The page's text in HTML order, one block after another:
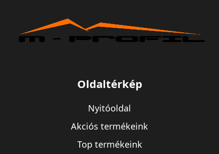
Oldaltérkép
Nyitóoldal
Akciós termékeink
Top termékeink